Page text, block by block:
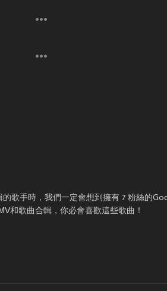
歌手時，我們一定會想到擁有 7 粉絲的
和歌曲合輯，你必會喜歡這些歌曲！